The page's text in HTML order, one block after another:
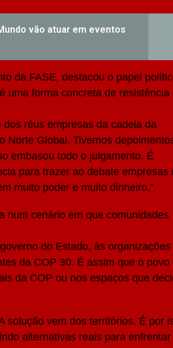
vão atuar em eventos
da FASE, destacou o papel
uma forma concreta de resistência
réus empresas da cadeia da
Norte Global. Tivemos
embasou todo o julgamento. É
para trazer ao debate empresas
muito poder e muito dinheiro.”
num cenário em que comunidades
do Estado, às organizações
da COP 30. É assim que o povo
da COP ou nos espaços que
solução vem dos territórios. É por
alternativas reais para enfrentar